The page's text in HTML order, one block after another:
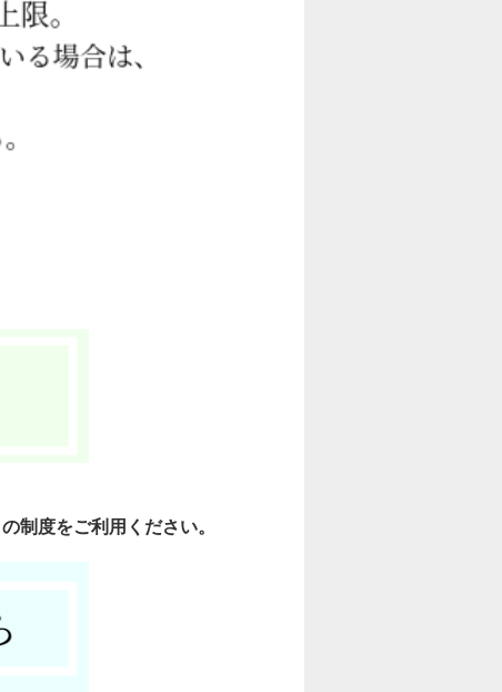
制度をご利用ください。